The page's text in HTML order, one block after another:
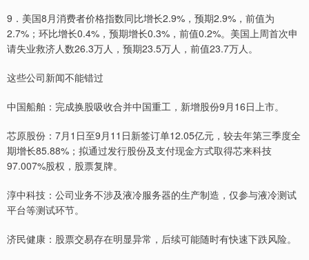
9．美国8月消费者价格指数同比增长2.9%，预期2.9%，前值为
2.7%；环比增长0.4%，预期增长0.3%，前值0.2%。美国上周首次申
请失业救济人数26.3万人，预期23.5万人，前值23.7万人。
这些公司新闻不能错过
中国船舶：完成换股吸收合并中国重工，新增股份9月16日上市。
芯原股份：7月1日至9月11日新签订单12.05亿元，较去年第三季度全
期增长85.88%；拟通过发行股份及支付现金方式取得芯来科技
97.007%股权，股票复牌。
淳中科技：公司业务不涉及液冷服务器的生产制造，仅参与液冷测试
平台等测试环节。
济民健康：股票交易存在明显异常，后续可能随时有快速下跌风险。